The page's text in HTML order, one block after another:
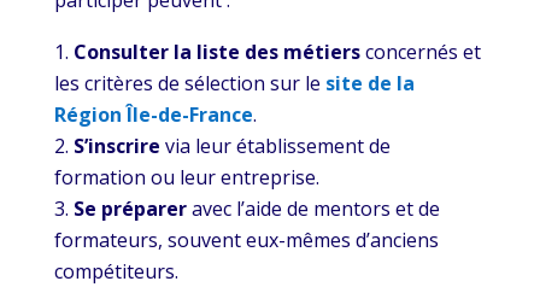
Consulter la liste des métiersconcernés et
les critères de sélection sur le site de la
Région Île-de-France.
S’inscrire via leur établissement de
formation ou leur entreprise.
Se prépareravec l’aide de mentors et de
formateurs, souvent eux-mêmes d’anciens
compétiteurs.